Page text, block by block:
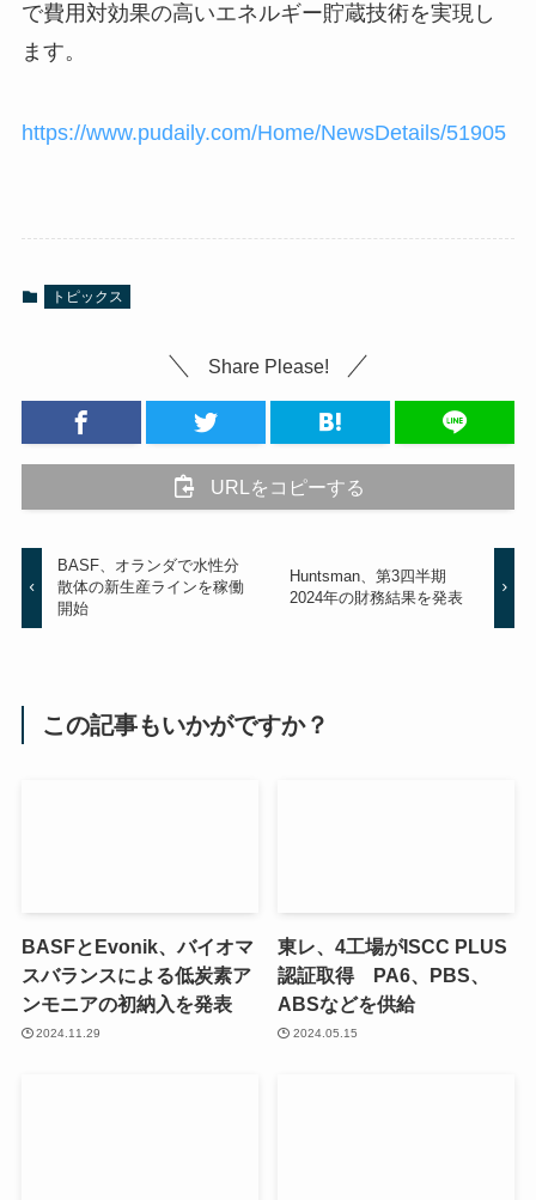
で費用対効果の高いエネルギー貯蔵技術を実現し
ます。
https://www.pudaily.com/Home/NewsDetails/51905
トピックス
Share Please!
URLをコピーする
BASF、オランダで水性分
散体の新生産ラインを稼働
開始
Huntsman、第3四半期
2024年の財務結果を発表
この記事もいかがですか？
BASFとEvonik、バイオマ
スバランスによる低炭素ア
ンモニアの初納入を発表
2024.11.29
東レ、4工場がISCC PLUS
認証取得 PA6、PBS、
ABSなどを供給
2024.05.15